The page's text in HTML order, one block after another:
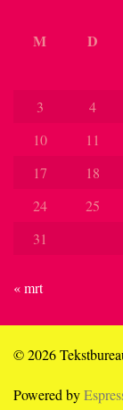
M D
3
4
10
11
17
18
24
25
31
« mrt
© 2026
Powered by